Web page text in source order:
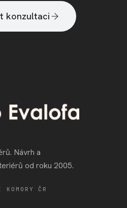
konzultaci
Návrh a
od roku 2005.
KOMORY ČR